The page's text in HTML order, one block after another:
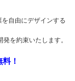
自由にデザインする
を約束いたします。
！